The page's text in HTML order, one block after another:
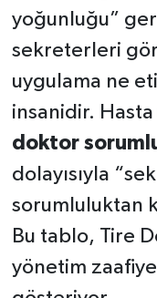
yoğunluğu”
sekreterleri
uygulama ne
insanidir.
doktor
dolayısıyla
sorumluluktan
Bu tablo, Tire
yönetim